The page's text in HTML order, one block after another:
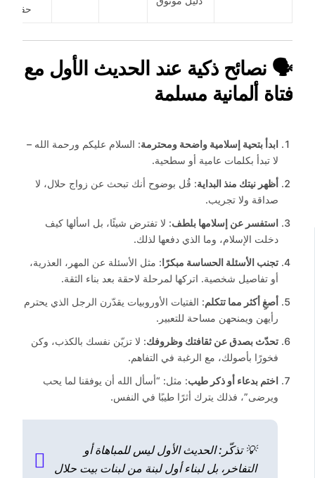
حقيقية
🗣️ نصائح ذكية عند الحديث الأول مع
فتاة ألمانية مسلمة
ابدأ بتحية إسلامية واضحة ومحترمة: السلام عليكم ورحمة الله –
لا تبدأ بكلمات عامية أو سطحية.
أظهر نيتك منذ البداية: قُل بوضوح أنك تبحث عن زواج حلال، لا
صداقة ولا تجريب.
استفسر عن إسلامها بلطف: لا تفترض شيئًا، بل اسألها كيف
دخلت الإسلام، وما الذي دفعها لذلك.
تجنب الأسئلة الحساسة مبكرًا: مثل الأسئلة عن المهر، العذرية،
أو تفاصيل شخصية. اتركها لمرحلة لاحقة بعد بناء الثقة.
أصغِ أكثر مما تتكلم: الفتيات الأوروبيات يقدّرن الرجل الذي يحترم
رأيهن ويمنحهن مساحة للتعبير.
تحدّث بصدق عن ثقافتك وظروفك: لا تزيّن نفسك بالكذب، وكن
فخورًا بأصولك، مع الرغبة في التفاهم.
اختم بدعاء أو ذكر طيب: مثل: “أسأل الله أن يوفقنا لما يحب
ويرضى”، فذلك يترك أثرًا طيبًا في النفس.
💡 تذكّر: الحديث الأول ليس للمباهاة أو
التفاخر، بل لبناء أول لبنة من لبنات بيت حلال